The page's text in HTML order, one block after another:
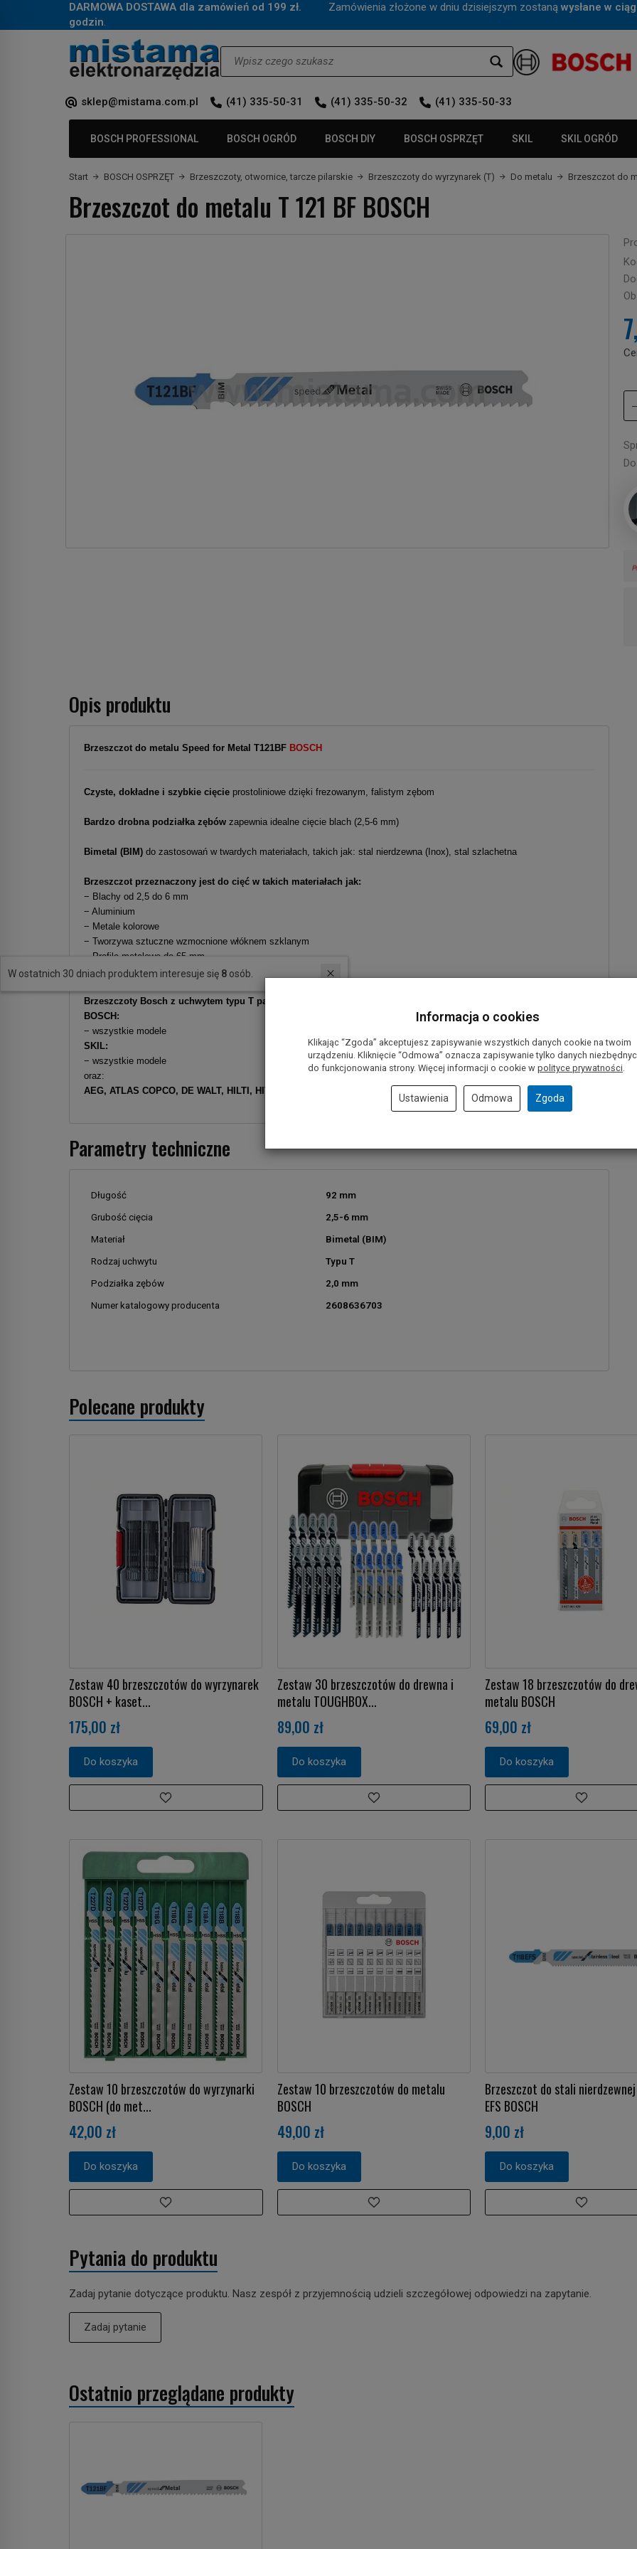
DARMOWA DOSTAWA dla zamówień od 199 zł. Zamówienia złożone w dniu dzisiejszym zostaną wysłane w
godzin.
sklep@mistama.com.pl (41) 335-50-31 (41) 335-50-32 (41) 335-50-33
BOSCH PROFESSIONAL BOSCH OGRÓD BOSCH DIY BOSCH OSPRZĘT SKIL SKIL OGRÓD
Start BOSCH OSPRZĘT Brzeszczoty, otwornice, tarcze pilarskie Brzeszczoty do wyrzynarek (T) Do metalu Brzeszczot do
Brzeszczot do metalu T 121 BF BOSCH
Opis produktu
Brzeszczot do metalu Speed for Metal T121BF BOSCH
Czyste, dokładne i szybkie cięcie prostoliniowe dzięki frezowanym, falistym zębom
Bardzo drobna podziałka zębów zapewnia idealne cięcie blach (2,5-6 mm)
Bimetal (BIM) do zastosowań w twardych materiałach, takich jak: stal nierdzewna (Inox), stal szlachetna
Brzeszczot przeznaczony jest do cięć w takich materiałach jak:
− Blachy od 2,5 do 6 mm
− Aluminium
− Metale kolorowe
− Tworzywa sztuczne wzmocnione włóknem szklanym
− Profile metalowe do 65 mm
− Materiały zespolone (Sandwich) do 65 mm
Brzeszczoty Bosch z uchwytem typu T pasują do wyrzynarek najbardziej znanych producentów na świecie:
BOSCH:
− wszystkie modele
SKIL:
− wszystkie modele
oraz:
AEG, ATLAS COPCO, DE WALT, HILTI, HITACHI, MAKITA, METABO, PARKSIDE, SPIT i inne
Parametry techniczne
Długość 92 mm
Grubość cięcia 2,5-6 mm
Materiał Bimetal (BIM)
Rodzaj uchwytu Typu T
Podziałka zębów 2,0 mm
Numer katalogowy producenta 2608636703
Polecane produkty
Zestaw 40 brzeszczotów do wyrzynarek
BOSCH + kaset...
175,00 zł
Do koszyka
Zestaw 30 brzeszczotów do drewna i
metalu TOUGHBOX...
89,00 zł
Do koszyka
Zestaw 18 brzeszczotów do
metalu BOSCH
69,00 zł
Do koszyka
Zestaw 10 brzeszczotów do wyrzynarki
BOSCH (do met...
42,00 zł
Do koszyka
Zestaw 10 brzeszczotów do metalu
BOSCH
49,00 zł
Do koszyka
Brzeszczot do stali
EFS BOSCH
9,00 zł
Do koszyka
Pytania do produktu
Zadaj pytanie dotyczące produktu. Nasz zespół z przyjemnością udzieli szczegółowej odpowiedzi na zapytanie.
Zadaj pytanie
Ostatnio przeglądane produkty
W ostatnich 30 dniach produktem interesuje się 8 osób.
Informacja o cookies
Klikając “Zgoda” akceptujesz zapisywanie wszystkich danych cookie na twoim
urządzeniu. Kliknięcie “Odmowa” oznacza zapisywanie tylko danych
do funkcjonowania strony. Więcej informacji o cookie w polityce prywatności.
Ustawienia Odmowa Zgoda